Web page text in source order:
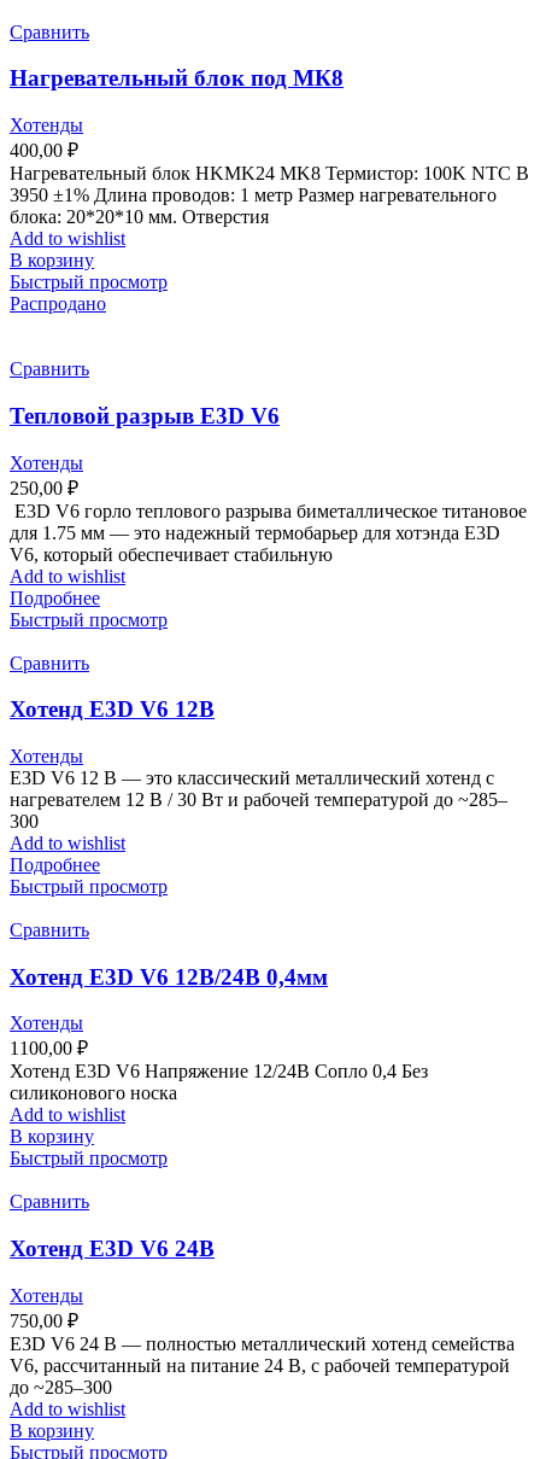
Сравнить
Нагревательный блок под МК8
Хотенды
400,00 ₽
Нагревательный блок HKMK24 MK8 Термистор: 100K NTC B
3950 ±1% Длина проводов: 1 метр Размер нагревательного
блока: 20*20*10 мм. Отверстия
Add to wishlist
В корзину
Быстрый просмотр
Распродано
Сравнить
Тепловой разрыв E3D V6
Хотенды
250,00 ₽
E3D V6 горло теплового разрыва биметаллическое титановое
для 1.75 мм — это надежный термобарьер для хотэнда E3D
V6, который обеспечивает стабильную
Add to wishlist
Подробнее
Быстрый просмотр
Сравнить
Хотенд E3D V6 12В
Хотенды
E3D V6 12 В — это классический металлический хотенд с
нагревателем 12 В / 30 Вт и рабочей температурой до ~285–
300
Add to wishlist
Подробнее
Быстрый просмотр
Сравнить
Хотенд E3D V6 12В/24В 0,4мм
Хотенды
1100,00 ₽
Хотенд E3D V6 Напряжение 12/24В Сопло 0,4 Без
силиконового носка
Add to wishlist
В корзину
Быстрый просмотр
Сравнить
Хотенд E3D V6 24В
Хотенды
750,00 ₽
E3D V6 24 В — полностью металлический хотенд семейства
V6, рассчитанный на питание 24 В, с рабочей температурой
до ~285–300
Add to wishlist
В корзину
Быстрый просмотр